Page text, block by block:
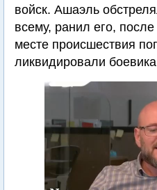
войск. Ашаэль
всему, ранил его,
месте происшествия
ликвидировали